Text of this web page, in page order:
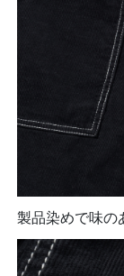
製品染めで味の